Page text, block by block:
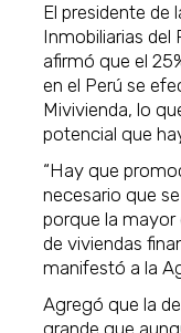
El presidente de
Inmobiliarias del
afirmó que el
en el Perú se
Mivivienda, lo
potencial que
“Hay que
necesario que
porque la
de viviendas
manifestó a la
Agregó que la